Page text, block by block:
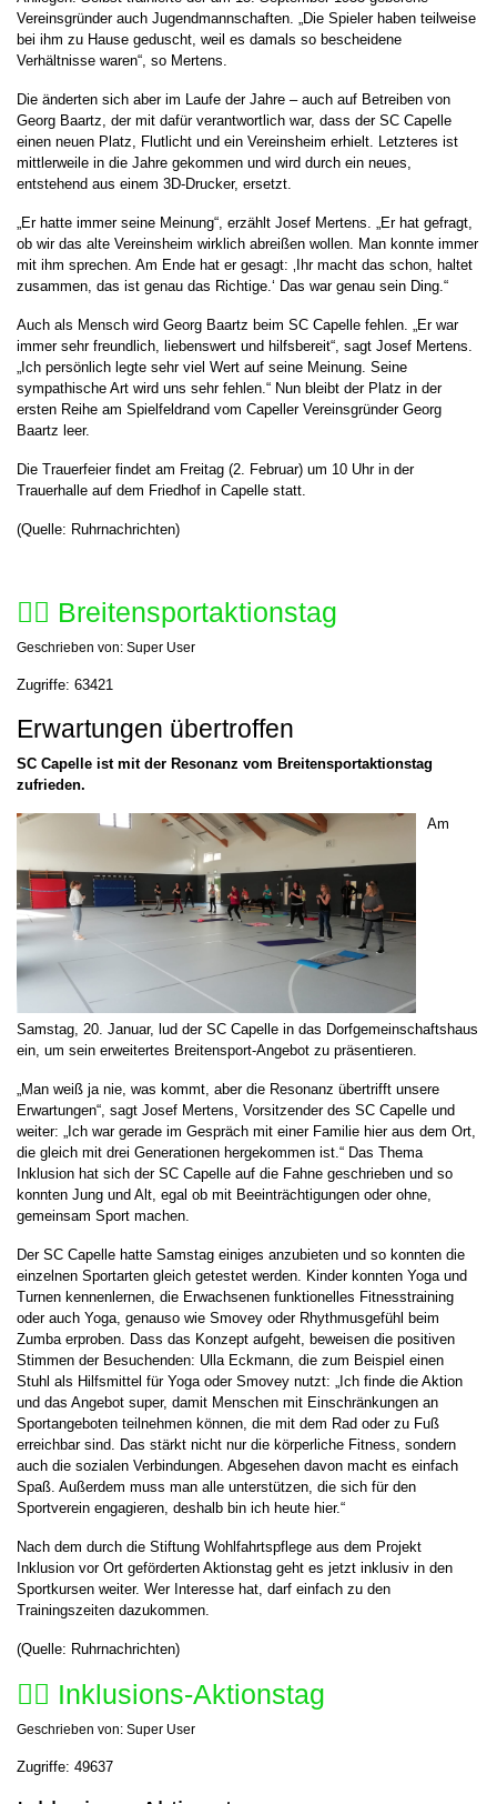
Vereinsgründer auch Jugendmannschaften. „Die Spieler haben teilweise
bei ihm zu Hause geduscht, weil es damals so bescheidene
Verhältnisse waren“, so Mertens.
Die änderten sich aber im Laufe der Jahre – auch auf Betreiben von
Georg Baartz, der mit dafür verantwortlich war, dass der SC Capelle
einen neuen Platz, Flutlicht und ein Vereinsheim erhielt. Letzteres ist
mittlerweile in die Jahre gekommen und wird durch ein neues,
entstehend aus einem 3D-Drucker, ersetzt.
„Er hatte immer seine Meinung“, erzählt Josef Mertens. „Er hat gefragt,
ob wir das alte Vereinsheim wirklich abreißen wollen. Man konnte immer
mit ihm sprechen. Am Ende hat er gesagt: ‚Ihr macht das schon, haltet
zusammen, das ist genau das Richtige.‘ Das war genau sein Ding.“
Auch als Mensch wird Georg Baartz beim SC Capelle fehlen. „Er war
immer sehr freundlich, liebenswert und hilfsbereit“, sagt Josef Mertens.
„Ich persönlich legte sehr viel Wert auf seine Meinung. Seine
sympathische Art wird uns sehr fehlen.“ Nun bleibt der Platz in der
ersten Reihe am Spielfeldrand vom Capeller Vereinsgründer Georg
Baartz leer.
Die Trauerfeier findet am Freitag (2. Februar) um 10 Uhr in der
Trauerhalle auf dem Friedhof in Capelle statt.
(Quelle: Ruhrnachrichten)
🤸‍♀️ Breitensportaktionstag
Geschrieben von: Super User
Zugriffe: 63421
Erwartungen übertroffen
SC Capelle ist mit der Resonanz vom Breitensportaktionstag
zufrieden.
Am
Samstag, 20. Januar, lud der SC Capelle in das Dorfgemeinschaftshaus
ein, um sein erweitertes Breitensport-Angebot zu präsentieren.
„Man weiß ja nie, was kommt, aber die Resonanz übertrifft unsere
Erwartungen“, sagt Josef Mertens, Vorsitzender des SC Capelle und
weiter: „Ich war gerade im Gespräch mit einer Familie hier aus dem Ort,
die gleich mit drei Generationen hergekommen ist.“ Das Thema
Inklusion hat sich der SC Capelle auf die Fahne geschrieben und so
konnten Jung und Alt, egal ob mit Beeinträchtigungen oder ohne,
gemeinsam Sport machen.
Der SC Capelle hatte Samstag einiges anzubieten und so konnten die
einzelnen Sportarten gleich getestet werden. Kinder konnten Yoga und
Turnen kennenlernen, die Erwachsenen funktionelles Fitnesstraining
oder auch Yoga, genauso wie Smovey oder Rhythmusgefühl beim
Zumba erproben. Dass das Konzept aufgeht, beweisen die positiven
Stimmen der Besuchenden: Ulla Eckmann, die zum Beispiel einen
Stuhl als Hilfsmittel für Yoga oder Smovey nutzt: „Ich finde die Aktion
und das Angebot super, damit Menschen mit Einschränkungen an
Sportangeboten teilnehmen können, die mit dem Rad oder zu Fuß
erreichbar sind. Das stärkt nicht nur die körperliche Fitness, sondern
auch die sozialen Verbindungen. Abgesehen davon macht es einfach
Spaß. Außerdem muss man alle unterstützen, die sich für den
Sportverein engagieren, deshalb bin ich heute hier.“
Nach dem durch die Stiftung Wohlfahrtspflege aus dem Projekt
Inklusion vor Ort geförderten Aktionstag geht es jetzt inklusiv in den
Sportkursen weiter. Wer Interesse hat, darf einfach zu den
Trainingszeiten dazukommen.
(Quelle: Ruhrnachrichten)
🤸‍♀️ Inklusions-Aktionstag
Geschrieben von: Super User
Zugriffe: 49637